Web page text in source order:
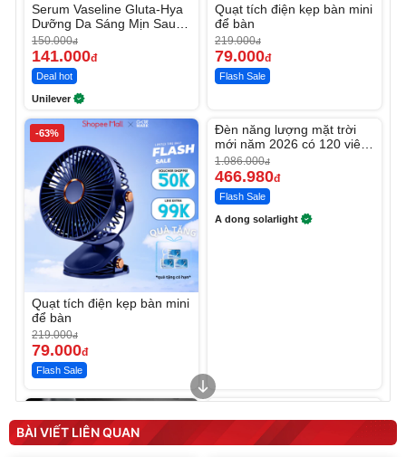
Serum Vaseline Gluta-Hya
Dưỡng Da Sáng Mịn Sau 7
Ngày
150.000đ
141.000đ
Deal hot
Unilever
Quạt tích điện kẹp bàn mini
để bàn
219.000đ
79.000đ
Flash Sale
-63%
Quạt tích điện kẹp bàn mini
để bàn
219.000đ
79.000đ
Flash Sale
-56%
Đèn năng lượng mặt trời
mới năm 2026 có 120 viên
LED lớn
1.086.000đ
466.980đ
Flash Sale
A dong solarlight
sâu khỏi bụi mịn
BÀI VIẾT LIÊN QUAN